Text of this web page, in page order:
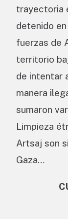
trayectoria
detenido
fuerzas de
territorio
de intentar
manera
sumaron
Limpieza
Artsaj son
Gaza…